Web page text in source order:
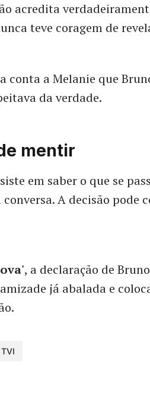
acredita
teve coragem de
conta a Melanie que
da verdade.
mentir
em saber o que se
A decisão pode
, a declaração de
já abalada e
TVI